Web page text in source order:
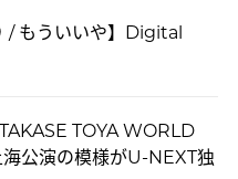
/ もういいや】Digital
TOYA WORLD
海公演の模様がU-NEXT独